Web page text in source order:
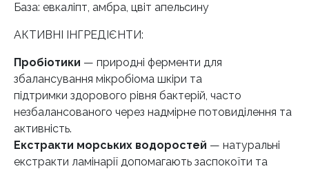
База: евкаліпт, амбра, цвіт апельсину
АКТИВНІ ІНГРЕДІЄНТИ:
Пробіотики — природні ферменти для
збалансування мікробіома шкіри та
підтримки здорового рівня бактерій, часто
незбалансованого через надмірне потовиділення та
активність.
Екстракти морських водоростей — натуральні
екстракти ламінарії допомагають заспокоїти та